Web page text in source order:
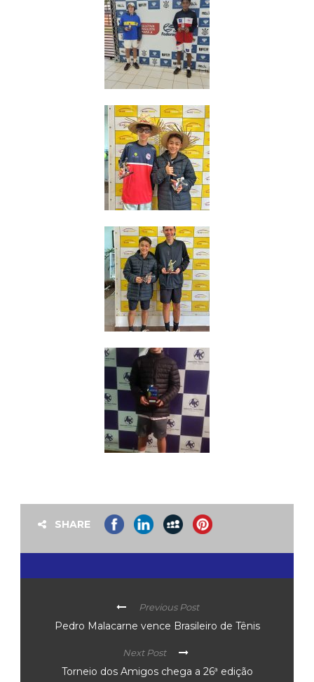
SHARE
Previous Post
Pedro Malacarne vence Brasileiro de Tênis
Next Post
Torneio dos Amigos chega a 26ª edição